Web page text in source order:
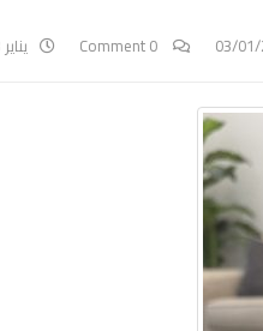
03/ يناير 3, 2023